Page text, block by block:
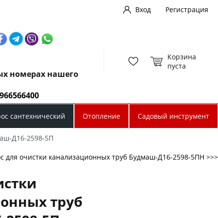
Вход
Регистрация
номерах нашего
Корзина
пуста
сантехнический Отопление Садовый инструмент
Д16-2598-5П
для очистки канализационных труб Будмаш-Д16-2598-5ПН >>>
труб